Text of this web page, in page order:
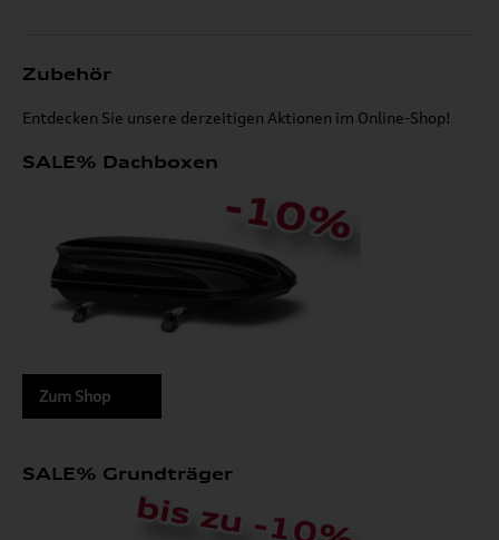
Zubehör
Entdecken Sie unsere derzeitigen Aktionen im Online-Shop!
SALE% Dachboxen
Zum Shop
SALE% Grundträger